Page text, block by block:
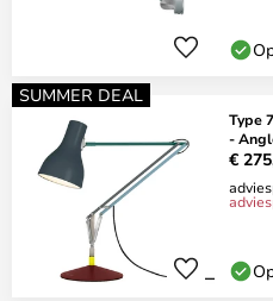
SUMMER DEAL
Type
-
€